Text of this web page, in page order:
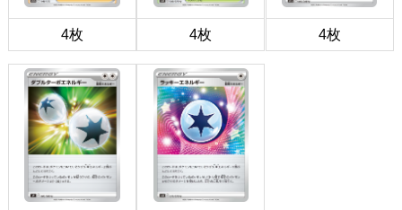
4枚 4枚 4枚